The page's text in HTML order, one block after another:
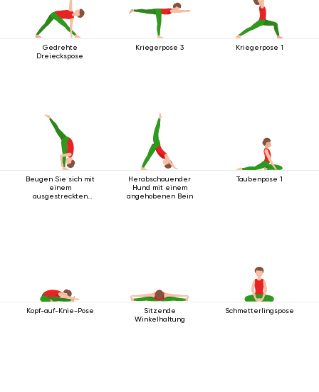
Gedrehte
Dreieckspose
Kriegerpose 3 Kriegerpose 1
Beugen Sie sich mit
einem
ausgestreckten
Herabschauender
Hund mit einem
angehobenen Bein
Taubenpose 1
Kopf-auf-Knie-Pose
Sitzende
Winkelhaltung
Schmetterlingspose